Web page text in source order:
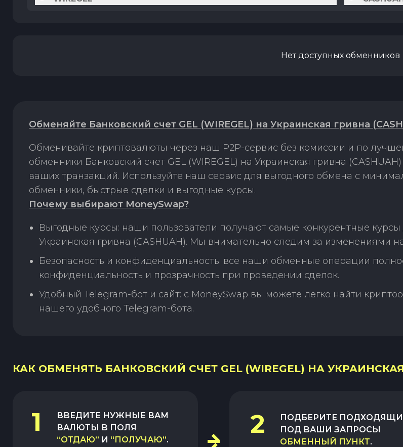
Нет доступных обменников
Обменяйте Банковский счет GEL (WIREGEL) на Украинская гривна
Обменивайте криптовалюты через наш P2P-сервис без комиссии и по
обменники Банковский счет GEL (WIREGEL) на Украинская гривна
ваших транзакций. Используйте наш сервис для выгодного обмена с
обменники, быстрые сделки и выгодные курсы.
Почему выбирают MoneySwap?
Выгодные курсы: наши пользователи получают самые конкурентные курсы
Украинская гривна (CASHUAH). Мы внимательно следим за изменениями
Безопасность и конфиденциальность: все наши обменные операции
конфиденциальность и прозрачность при проведении сделок.
Удобный Telegram-бот и сайт: с MoneySwap вы можете легко найти
нашего удобного Telegram-бота.
КАК ОБМЕНЯТЬ БАНКОВСКИЙ СЧЕТ GEL (WIREGEL) НА УКРАИНСКАЯ
1
ВВЕДИТЕ НУЖНЫЕ ВАМ
ВАЛЮТЫ В ПОЛЯ
“ОТДАЮ” И “ПОЛУЧАЮ”.
2
ПОДБЕРИТЕ
ПОД ВАШИ ЗАПРОСЫ
ОБМЕННЫЙ ПУНКТ.